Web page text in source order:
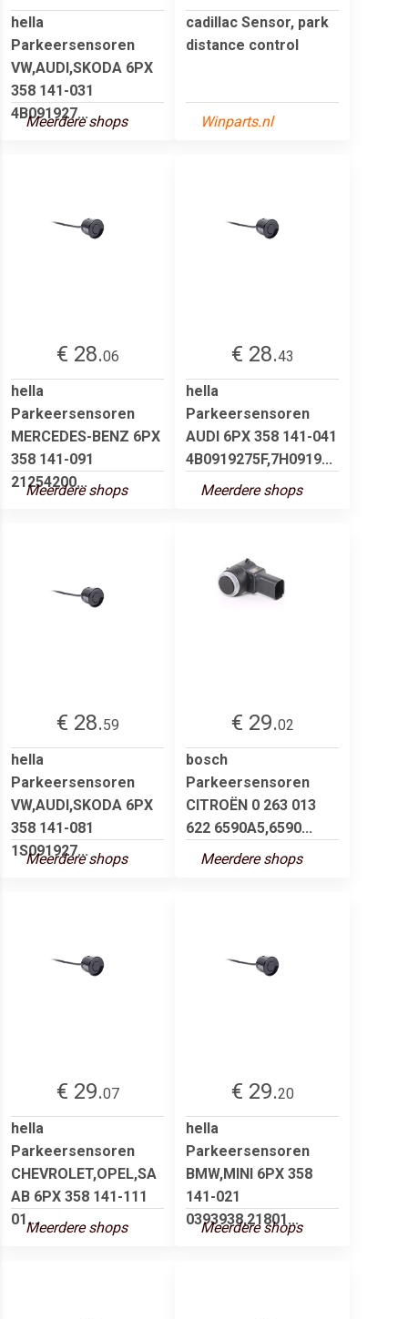
hella
Parkeersensoren
VW,AUDI,SKODA 6PX
358 141-031
4B091927...
Meerdere shops
cadillac Sensor, park
distance control
Winparts.nl
€ 28.06
hella
Parkeersensoren
MERCEDES-BENZ 6PX
358 141-091
21254200...
Meerdere shops
€ 28.43
hella
Parkeersensoren
AUDI 6PX 358 141-041
4B0919275F,7H0919...
Meerdere shops
€ 28.59
hella
Parkeersensoren
VW,AUDI,SKODA 6PX
358 141-081
1S091927...
Meerdere shops
€ 29.02
bosch
Parkeersensoren
CITROËN 0 263 013
622 6590A5,6590...
Meerdere shops
€ 29.07
hella
Parkeersensoren
CHEVROLET,OPEL,SA
AB 6PX 358 141-111
01...Meerdere shops
€ 29.20
hella
Parkeersensoren
BMW,MINI 6PX 358
141-021
0393938,21801...
Meerdere shops